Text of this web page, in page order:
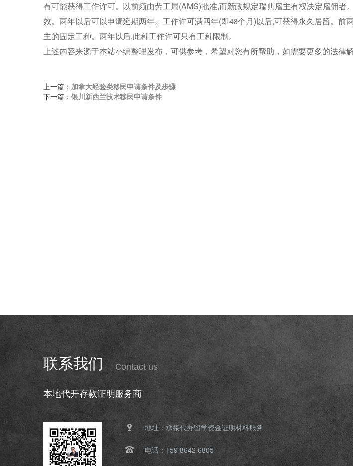
有可能获得工作许可。以前须由劳工局(AMS)批准,而新政规定瑞典雇主有权决定雇佣者
效。两年以后可以申请延期两年。工作许可满四年(即48个月)以后,可获得永久居留。前
主的固定工种。两年以后,此种工作许可只有工种限制。
上述内容来源于本站小编整理发布，可供参考，希望对您有所帮助，如需要更多的法律
上一篇： 加拿大经验类移民申请条件及步骤
下一篇： 银川新西兰技术移民申请条件
联系我们 Contact us
本地代开存款证明服务商
地址：承接代办留学资金证明材料服务
电话：159 8642 6805